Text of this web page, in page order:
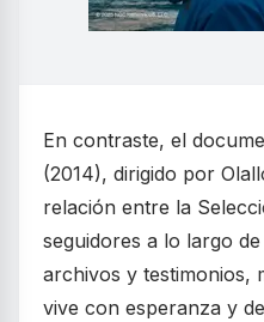
En contraste, el
(2014), dirigido por
relación entre la
seguidores a lo largo
archivos y testimonios,
vive con esperanza y